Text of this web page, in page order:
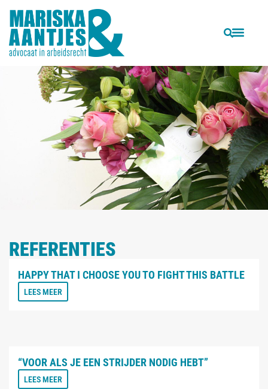
REFERENTIES
HAPPY THAT I CHOOSE YOU TO FIGHT THIS BATTLE
LEES MEER
“VOOR ALS JE EEN STRIJDER NODIG HEBT”
LEES MEER